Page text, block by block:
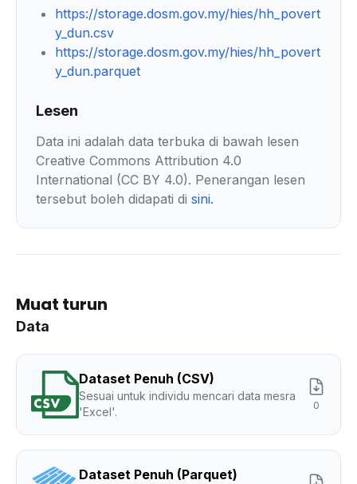
https://storage.dosm.gov.my/hies/hh_povert
y_dun.csv
https://storage.dosm.gov.my/hies/hh_povert
y_dun.parquet
Lesen
Data ini adalah data terbuka di bawah lesen
Creative Commons Attribution 4.0
International (CC BY 4.0). Penerangan lesen
tersebut boleh didapati di sini.
Muat turun
Data
Dataset Penuh (CSV)
Sesuai untuk individu mencari data mesra
'Excel'.
0
Dataset Penuh (Parquet)